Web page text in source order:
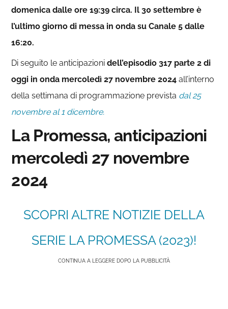
domenica dalle ore 19:39 circa. Il 30 settembre è
l’ultimo giorno di messa in onda su Canale 5 dalle
16:20.
Di seguito le anticipazioni dell’episodio 317 parte 2 di
oggi in onda mercoledì 27 novembre 2024 all’interno
della settimana di programmazione prevista dal 25
novembre al 1 dicembre.
La Promessa, anticipazioni
mercoledì 27 novembre
2024
SCOPRI ALTRE NOTIZIE DELLA
SERIE LA PROMESSA (2023)!
CONTINUA A LEGGERE DOPO LA PUBBLICITÀ